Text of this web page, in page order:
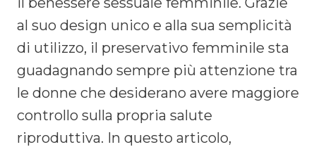
al suo design unico e alla sua semplicità
di utilizzo, il preservativo femminile sta
guadagnando sempre più attenzione tra
le donne che desiderano avere maggiore
controllo sulla propria salute
riproduttiva. In questo articolo,